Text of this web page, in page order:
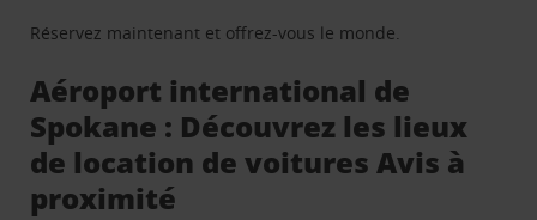
Réservez maintenant et offrez-vous le monde.
Aéroport international de
Spokane : Découvrez les lieux
de location de voitures Avis à
proximité